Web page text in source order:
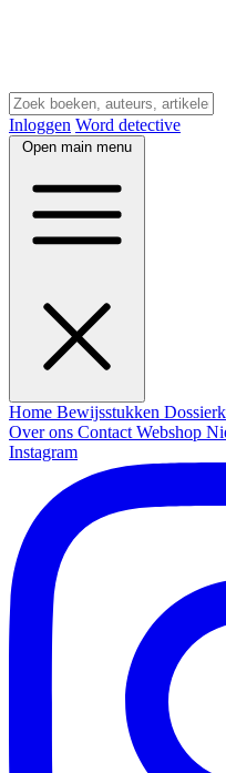
Inloggen Word detective
Open main menu
Home Bewijsstukken
Over ons Contact Webshop
Instagram